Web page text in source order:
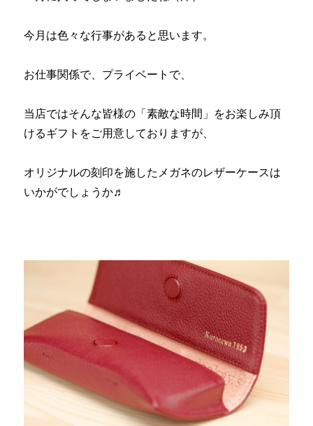
今月は色々な行事があると思います。
お仕事関係で、プライベートで、
当店ではそんな皆様の「素敵な時間」をお楽しみ頂
けるギフトをご用意しておりますが、
オリジナルの刻印を施したメガネのレザーケースは
いかがでしょうか♬